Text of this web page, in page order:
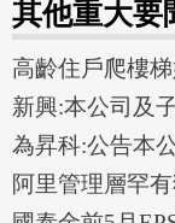
其他重大要
高齡住戶爬樓
新興:本公司及
為昇科:公告本
阿里管理層罕